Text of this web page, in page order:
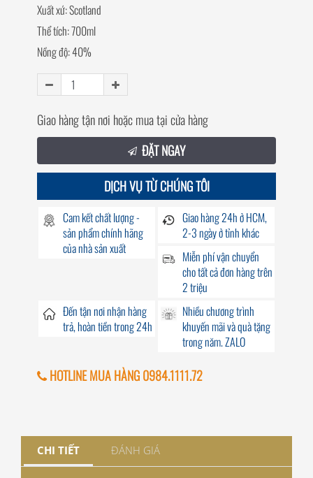
Xuất xứ: Scotland
Thể tích: 700ml
Nồng độ: 40%
Giao hàng tận nơi hoặc mua tại cửa hàng
ĐẶT NGAY
DỊCH VỤ TỪ CHÚNG TÔI
Cam kết chất lượng -
sản phẩm chính hãng
của nhà sản xuất
Giao hàng24hở HCM,
2-3 ngày ở tỉnh khác
Miễn phí vận chuyển
cho tất cả đơn hàng trên
2 triệu
Đếntận nơinhận hàng
trả, hoàn tiền trong24h
Nhiều chương trình
khuyến mãivà quà tặng
trong năm. ZALO
HOTLINE MUA HÀNG 0984.1111.72
CHI TIẾT ĐÁNH GIÁ